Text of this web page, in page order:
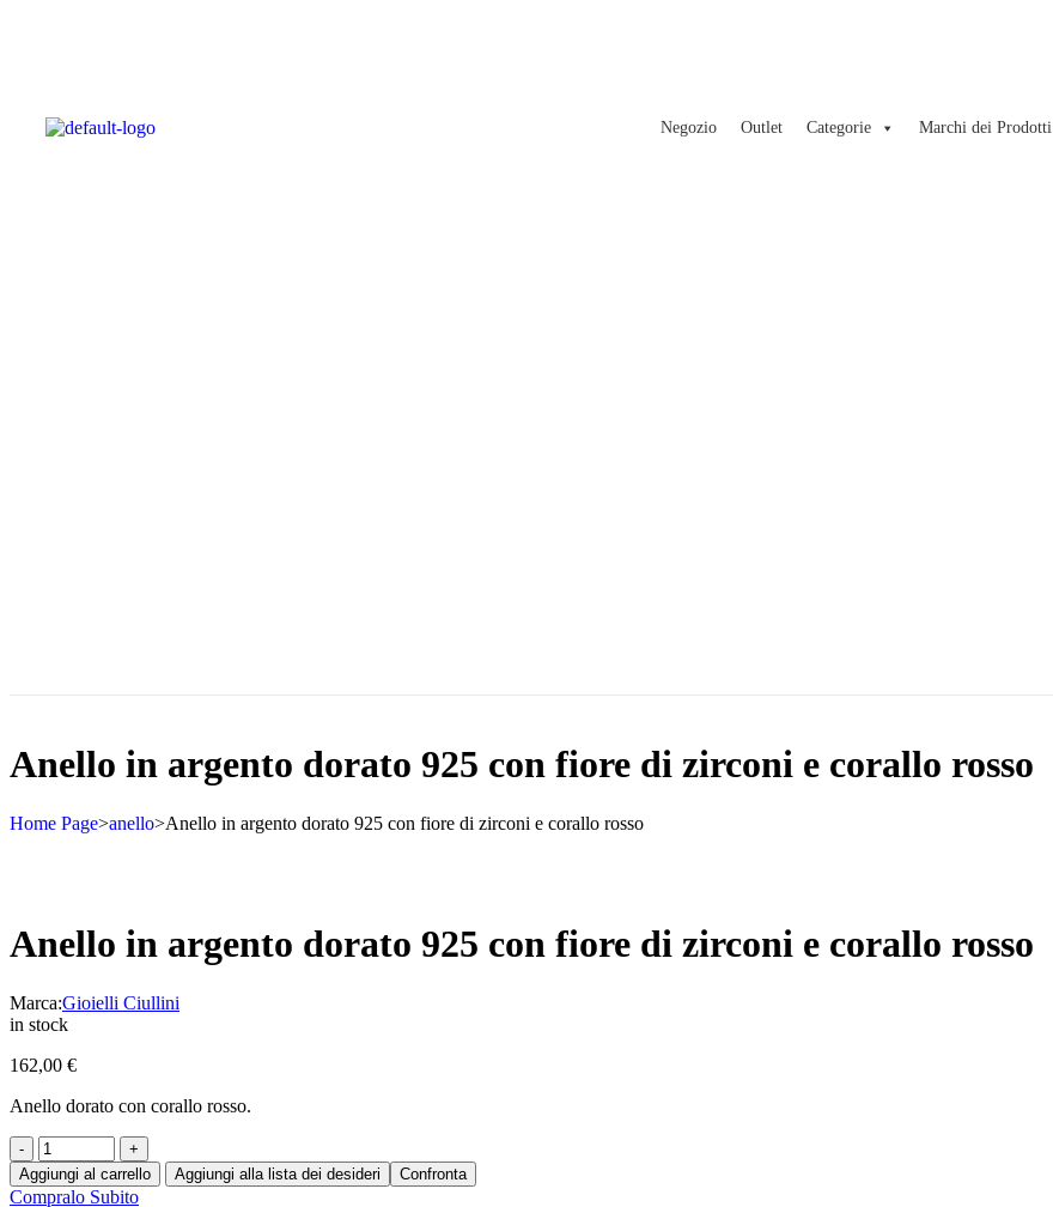
Negozio Outlet Categorie Marchi dei Prodotti
Anello in argento dorato 925 con fiore di zirconi e corallo rosso
Home Page>anello>Anello in argento dorato 925 con fiore di zirconi e corallo rosso
Anello in argento dorato 925 con fiore di zirconi e corallo rosso
Marca:Gioielli Ciullini
in stock
162,00 €
Anello dorato con corallo rosso.
-
+
Aggiungi al carrello
Aggiungi alla lista dei desideri Confronta
Compralo Subito